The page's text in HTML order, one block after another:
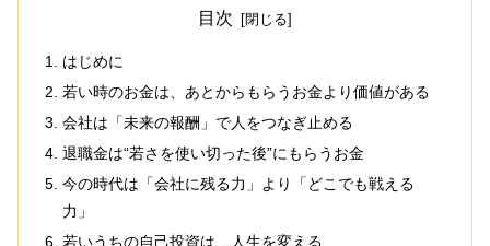
目次
はじめに
若い時のお金は、あとからもらうお金より価値がある
会社は「未来の報酬」で人をつなぎ止める
退職金は“若さを使い切った後”にもらうお金
今の時代は「会社に残る力」より「どこでも戦える
力」
若いうちの自己投資は、人生を変える